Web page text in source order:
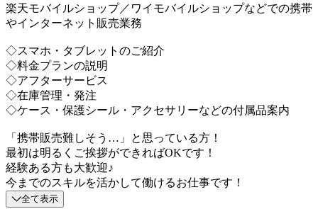
楽天モバイルショップ／ワイモバイルショップなどでの携帯
やインターネット販売業務
◇スマホ・タブレットのご紹介
◇料金プランの説明
◇アフターサービス
◇在庫管理・発注
◇ケース・保護シール・アクセサリーなどの付属品案内
「携帯販売難しそう…」と思っている方！
最初は明るくご挨拶ができればOKです！
経験ある方も大歓迎♪
今までのスキルを活かして働けるお仕事です！
全て表示